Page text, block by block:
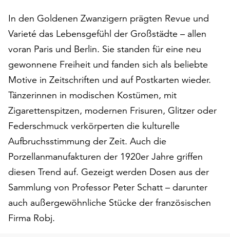
„Alle
akzeptieren“,
um
Cookies
zu
akzeptieren.
Sie
können
Ihr
Einverständnis
jederzeit
ändern
und
widerrufen.
Dafür
Ihnen
In den Goldenen Zwanzigern prägten Revue und
Varieté das Lebensgefühl der Großstädte – allen
voran Paris und Berlin. Sie standen für eine neu
gewonnene Freiheit und fanden sich als beliebte
Motive in Zeitschriften und auf Postkarten wieder.
Tänzerinnen in modischen Kostümen, mit
Zigarettenspitzen, modernen Frisuren, Glitzer oder
Federschmuck verkörperten die kulturelle
Aufbruchsstimmung der Zeit. Auch die
Porzellanmanufakturen der 1920er Jahre griffen
diesen Trend auf. Gezeigt werden Dosen aus der
Sammlung von Professor Peter Schatt – darunter
auch außergewöhnliche Stücke der französischen
Firma Robj.